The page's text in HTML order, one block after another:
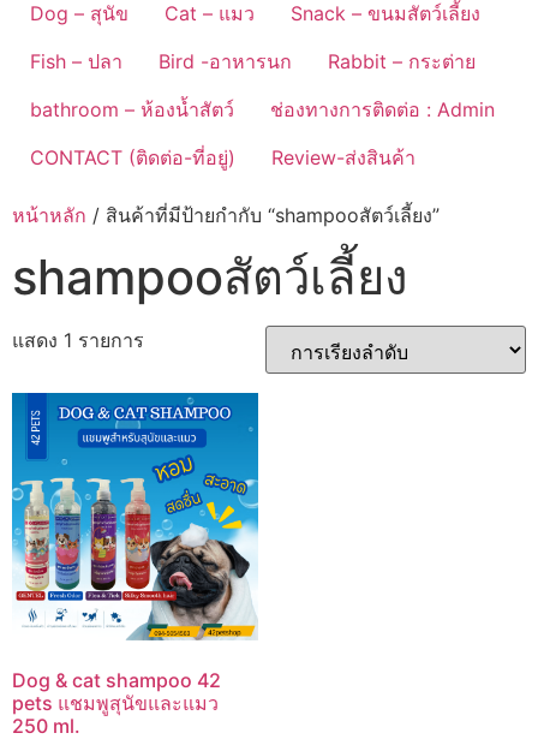
Dog – สุนัข
Cat – แมว
Snack – ขนมสัตว์เลี้ยง
Fish – ปลา
Bird -อาหารนก
Rabbit – กระต่าย
bathroom – ห้องน้ำสัตว์
ช่องทางการติดต่อ : Admin
CONTACT (ติดต่อ-ที่อยู่)
Review-ส่งสินค้า
หน้าหลัก / สินค้าที่มีป้ายกำกับ “shampooสัตว์เลี้ยง”
shampooสัตว์เลี้ยง
แสดง 1 รายการ
Dog & cat shampoo 42
pets แชมพูสุนัขและแมว
250 ml.